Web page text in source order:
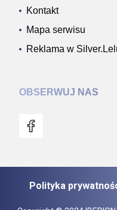
Kontakt
Mapa serwisu
Reklama w
OBSERWUJ NAS
Polityka